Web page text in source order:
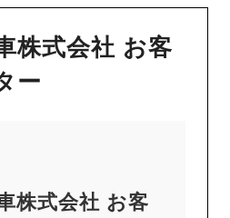
株式会社 お客
ー
株式会社 お客